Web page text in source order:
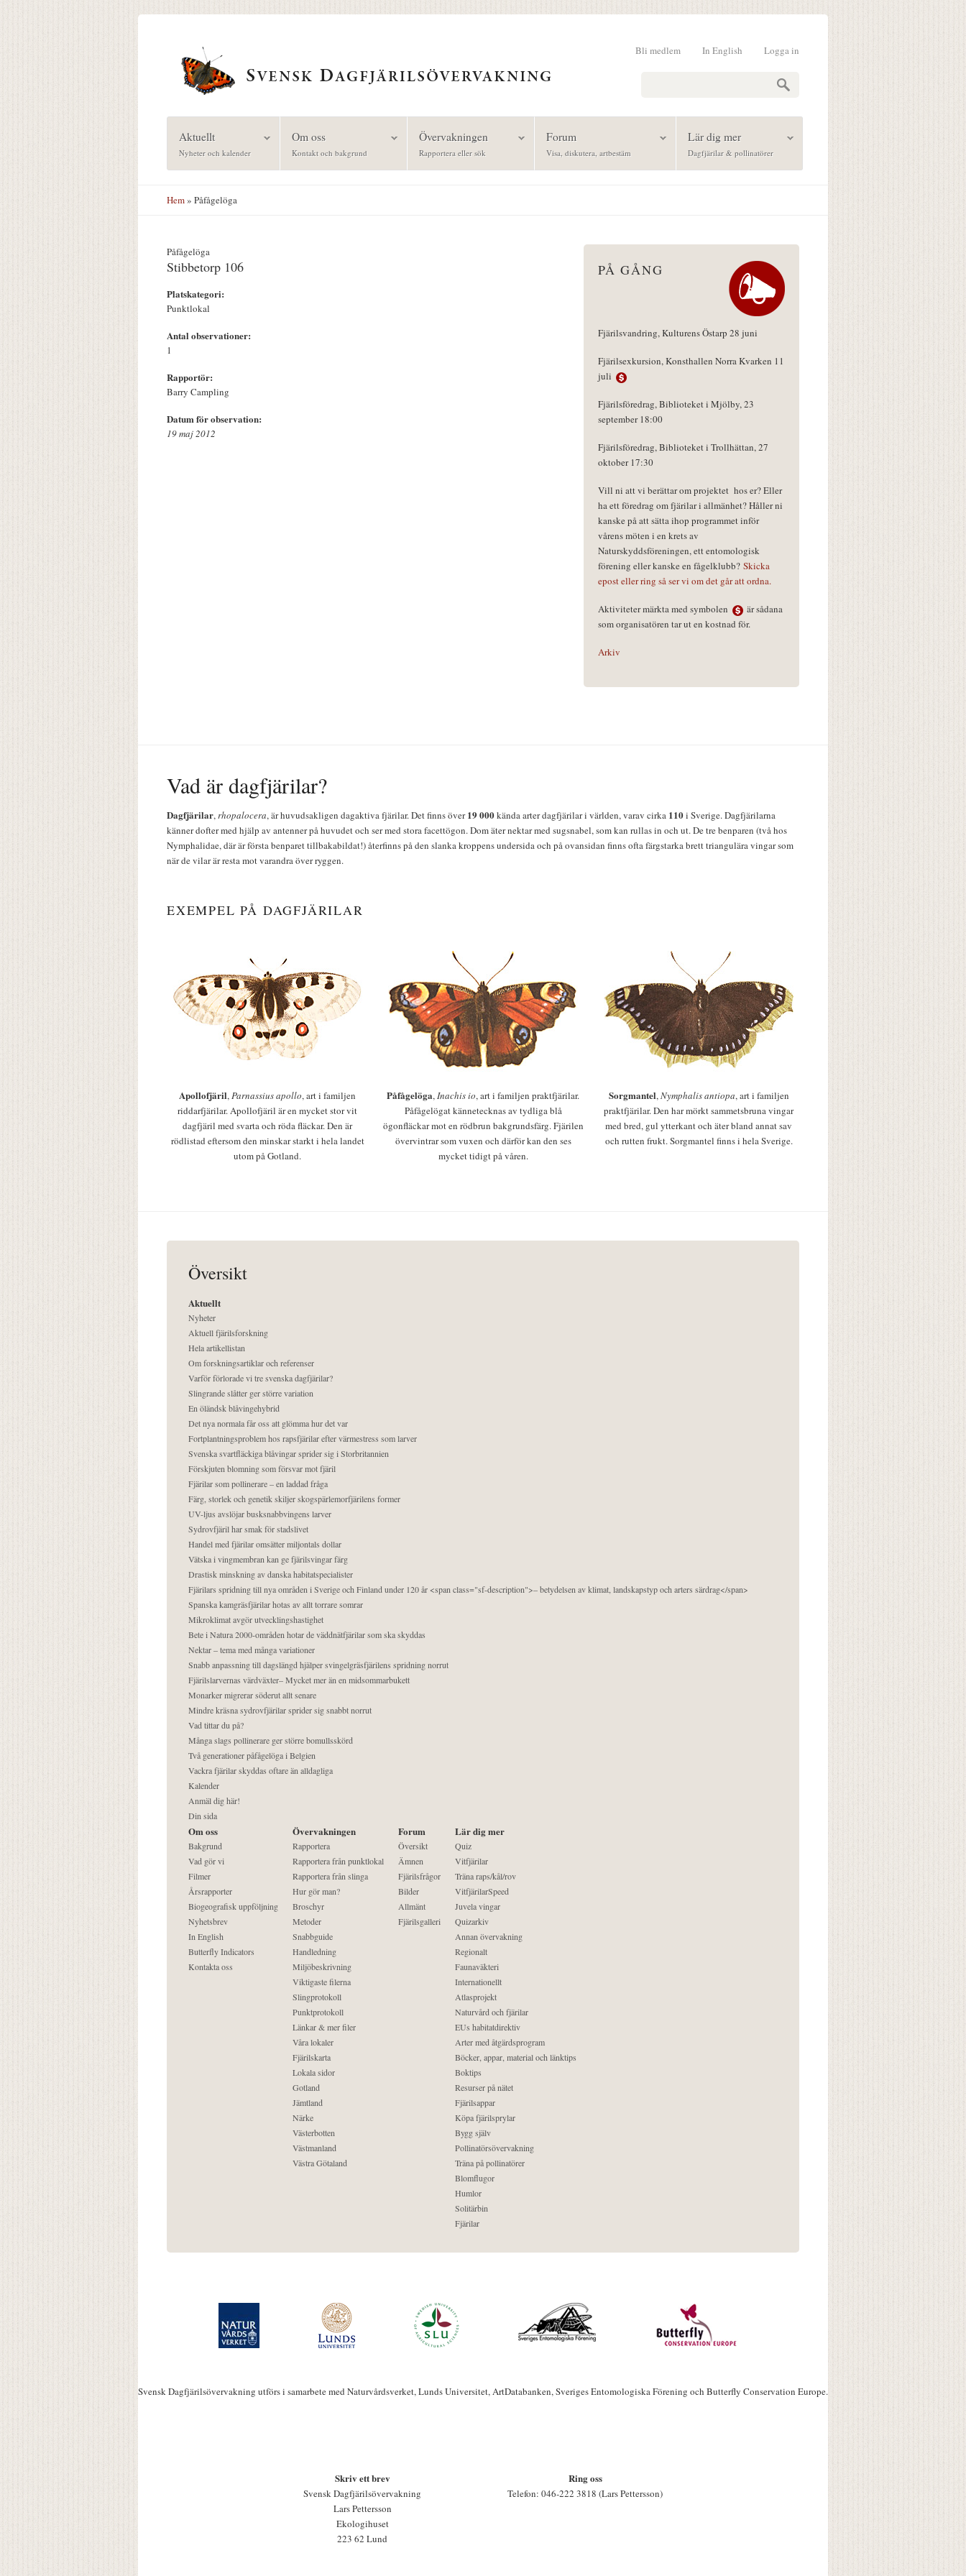
Logga in
In English
Bli medlem
Aktuellt
Nyheter och kalender
Om oss
Kontakt och bakgrund
Övervakningen
Rapportera eller sök
Forum
Visa, diskutera, artbestäm
Lär dig mer
Dagfjärilar & pollinatörer
Hem» Påfågelöga
Påfågelöga
Stibbetorp 106
Platskategori:
Punktlokal
Antal observationer:
1
Rapportör:
Barry Campling
Datum för observation:
19 maj 2012
PÅ GÅNG
Fjärilsvandring, Kulturens Östarp 28 juni
Fjärilsexkursion, Konsthallen Norra Kvarken 11
juli
Fjärilsföredrag, Biblioteket i Mjölby, 23
september 18:00
Fjärilsföredrag, Biblioteket i Trollhättan, 27
oktober 17:30
Vill ni att vi berättar om projektet hos er? Eller
ha ett föredrag om fjärilar i allmänhet? Håller ni
kanske på att sätta ihop programmet inför
vårens möten i en krets av
Naturskyddsföreningen, ett entomologisk
förening eller kanske en fågelklubb? Skicka
epost eller ring så ser vi om det går att ordna.
Aktiviteter märkta med symbolen
är sådana
som organisatören tar ut en kostnad för.
Arkiv
Vad är dagfjärilar?
Dagfjärilar,rhopalocera, är huvudsakligen dagaktiva fjärilar. Det finns över19 000kända arter dagfjärilar i världen, varav cirka 110i Sverige. Dagfjärilarna
känner dofter med hjälp av antenner på huvudet och ser med stora facettögon. Dom äter nektar med sugsnabel, som kan rullas in och ut. De tre benparen (två hos
Nymphalidae, där är första benparet tillbakabildat!) återfinns på den slanka kroppens undersida och på ovansidan finns ofta färgstarka brett triangulära vingar som
när de vilar är resta mot varandra över ryggen.
EXEMPEL PÅ DAGFJÄRILAR
Apollofjäril,Parnassius apollo, art i familjen
riddarfjärilar. Apollofjäril är en mycket stor vit
dagfjäril med svarta och röda fläckar. Den är
rödlistad eftersom den minskar starkt i hela landet
utom på Gotland.
Påfågelöga,Inachis io, art i familjen praktfjärilar.
Påfågelögat kännetecknas av tydliga blå
ögonfläckar mot en rödbrun bakgrundsfärg. Fjärilen
övervintrar som vuxen och därför kan den ses
mycket tidigt på våren.
Sorgmantel,Nymphalis antiopa, art i familjen
praktfjärilar. Den har mörkt sammetsbruna vingar
med bred, gul ytterkant och äter bland annat sav
och rutten frukt. Sorgmantel finns i hela Sverige.
Översikt
Aktuellt
Nyheter
Aktuell fjärilsforskning
Hela artikellistan
Om forskningsartiklar och referenser
Varför förlorade vi tre svenska dagfjärilar?
Slingrande slåtter ger större variation
En öländsk blåvingehybrid
Det nya normala får oss att glömma hur det var
Fortplantningsproblem hos rapsfjärilar efter värmestress som larver
Svenska svartfläckiga blåvingar sprider sig i Storbritannien
Förskjuten blomning som försvar mot fjäril
Fjärilar som pollinerare – en laddad fråga
Färg, storlek och genetik skiljer skogspärlemorfjärilens former
UV-ljus avslöjar busksnabbvingens larver
Sydrovfjäril har smak för stadslivet
Handel med fjärilar omsätter miljontals dollar
Vätska i vingmembran kan ge fjärilsvingar färg
Drastisk minskning av danska habitatspecialister
Fjärilars spridning till nya områden i Sverige och Finland under 120 år <span class="sf-description">– betydelsen av klimat, landskapstyp och arters särdrag</span>
Spanska kamgräsfjärilar hotas av allt torrare somrar
Mikroklimat avgör utvecklingshastighet
Bete i Natura 2000-områden hotar de väddnätfjärilar som ska skyddas
Nektar – tema med många variationer
Snabb anpassning till dagslängd hjälper svingelgräsfjärilens spridning norrut
Fjärilslarvernas värdväxter– Mycket mer än en midsommarbukett
Monarker migrerar söderut allt senare
Mindre kräsna sydrovfjärilar sprider sig snabbt norrut
Vad tittar du på?
Många slags pollinerare ger större bomullsskörd
Två generationer påfågelöga i Belgien
Vackra fjärilar skyddas oftare än alldagliga
Kalender
Anmäl dig här!
Din sida
Om oss
Bakgrund
Vad gör vi
Filmer
Årsrapporter
Biogeografisk uppföljning
Nyhetsbrev
In English
Butterfly Indicators
Kontakta oss
Övervakningen
Rapportera
Rapportera från punktlokal
Rapportera från slinga
Hur gör man?
Broschyr
Metoder
Snabbguide
Handledning
Miljöbeskrivning
Viktigaste filerna
Slingprotokoll
Punktprotokoll
Länkar & mer filer
Våra lokaler
Fjärilskarta
Lokala sidor
Gotland
Jämtland
Närke
Västerbotten
Västmanland
Västra Götaland
Forum
Översikt
Ämnen
Fjärilsfrågor
Bilder
Allmänt
Fjärilsgalleri
Lär dig mer
Quiz
Vitfjärilar
Träna raps/kål/rov
VitfjärilarSpeed
Juvela vingar
Quizarkiv
Annan övervakning
Regionalt
Faunaväkteri
Internationellt
Atlasprojekt
Naturvård och fjärilar
EUs habitatdirektiv
Arter med åtgärdsprogram
Böcker, appar, material och länktips
Boktips
Resurser på nätet
Fjärilsappar
Köpa fjärilsprylar
Bygg själv
Pollinatörsövervakning
Träna på pollinatörer
Blomflugor
Humlor
Solitärbin
Fjärilar
Svensk Dagfjärilsövervakning utförs i samarbete med Naturvårdsverket, Lunds Universitet, ArtDatabanken, Sveriges Entomologiska Förening och Butterfly Conservation Europe.
Skriv ett brev
Svensk Dagfjärilsövervakning
Lars Pettersson
Ekologihuset
223 62 Lund
Ring oss
Telefon: 046-222 3818 (Lars Pettersson)